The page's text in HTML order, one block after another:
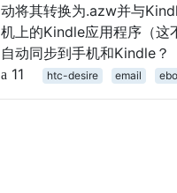
动将其转换为.azw并与
机上的Kindle应用程序（这
自动同步到手机和Kindle？
11
htc-desire email